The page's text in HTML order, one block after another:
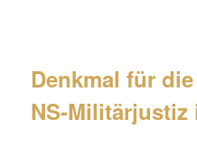
Denkmal für
NS-Militärjustiz